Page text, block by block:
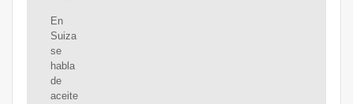
En
Suiza
se
habla
de
aceite